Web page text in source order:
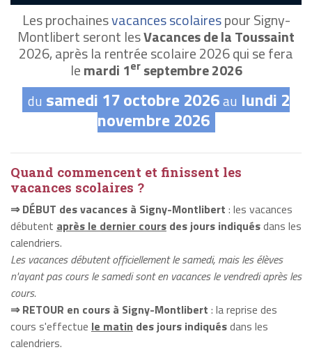
Les prochainesvacances scolairespour Signy-
Montlibert seront lesVacances de la Toussaint
2026, après la rentrée scolaire 2026 qui se fera
lemardi 1erseptembre 2026
du samedi 17 octobre 2026au lundi 2
novembre 2026
Quand commencent et finissent les
vacances scolaires ?
⇒ DÉBUT des vacances à Signy-Montlibert : les vacances
débutent après le dernier cours des jours indiquésdans les
calendriers.
Les vacances débutent officiellement le samedi, mais les élèves
n'ayant pas cours le samedi sont en vacances le vendredi après les
cours.
⇒ RETOUR en cours à Signy-Montlibert : la reprise des
cours s'effectue le matin des jours indiquésdans les
calendriers.